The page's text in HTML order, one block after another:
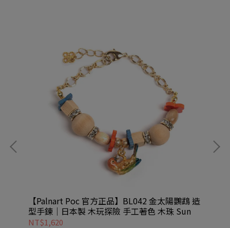
【Palnart Poc 官方正品】BL042 金太陽鸚鵡 造
型手鍊｜日本製 木玩探險 手工著色 木珠 Sun
NT$1,620